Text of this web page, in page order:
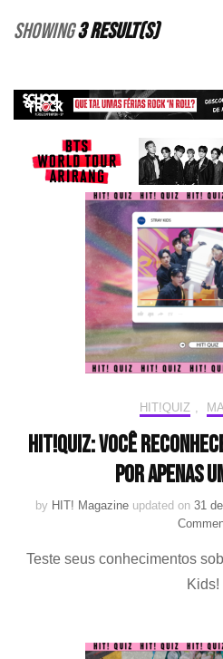
Showing3 Result(s)
HIT!QUIZ
HIT!Quiz: Você
por apenas
by HIT! Magazine updated on 31
Teste seus conhecimentos
Kids!